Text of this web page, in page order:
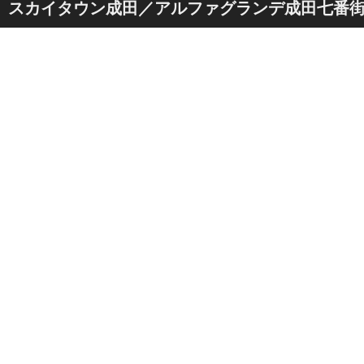
スカイタウン成田／アルファグランデ成田七番